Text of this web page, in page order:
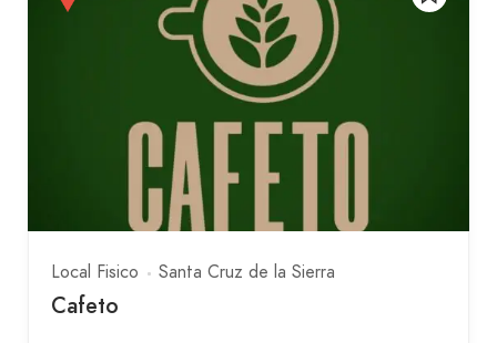
Local Fisico Santa Cruz de la Sierra
Cafeto